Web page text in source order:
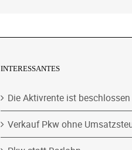
INTERESSANTES
Die Aktivrente ist beschlossen
Verkauf Pkw ohne